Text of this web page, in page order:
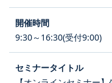
9:30～16:30(受付9:00)